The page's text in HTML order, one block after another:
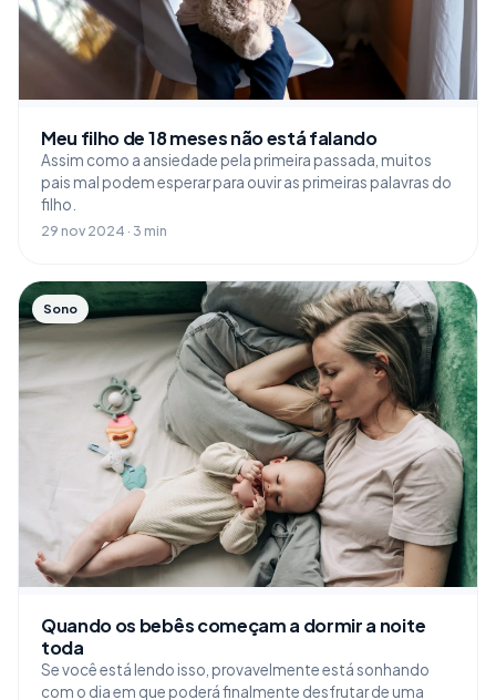
Meu filho de 18 meses não está falando
Assim como a ansiedade pela primeira passada, muitos
pais mal podem esperar para ouvir as primeiras palavras do
filho.
29 nov 2024 · 3 min
Sono
Quando os bebês começam a dormir a noite
toda
Se você está lendo isso, provavelmente está sonhando
com o dia em que poderá finalmente desfrutar de uma